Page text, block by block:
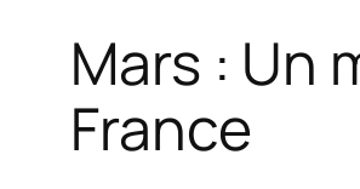
Mars : Un
France